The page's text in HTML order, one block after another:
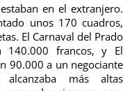
en el extranjero.
unos 170 cuadros,
El Carnaval del Prado
francos, y El
90.000 a un negociante
más altas